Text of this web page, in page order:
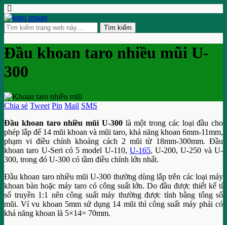
Đầu khoan taro nhiều mũi U-
300
Chia sẻ Tweet Pin Mail SMS
Đầu khoan taro nhiều mũi U-300là một trong các loại đầu cho
phép lắp đế 14 mũi khoan và mũi taro, khả năng khoan 6mm-11mm,
phạm vi điều chỉnh khoảng cách 2 mũi từ 18mm-300mm. Đầu
khoan taro U-Seri có 5 model U-110, U-165, U-200, U-250 và U-
300, trong đó U-300 có tầm điều chỉnh lớn nhất.
Đầu khoan taro nhiều mũi U-300 thường dùng lắp trên các loại máy
khoan bàn hoặc máy taro có công suất lớn. Do đầu được thiết kế tỉ
số truyền 1:1 nên công suất máy thường được tính bằng tổng số
mũi. Ví vu khoan 5mm sử dụng 14 mũi thì công suất máy phải có
khả năng khoan là 5×14= 70mm.